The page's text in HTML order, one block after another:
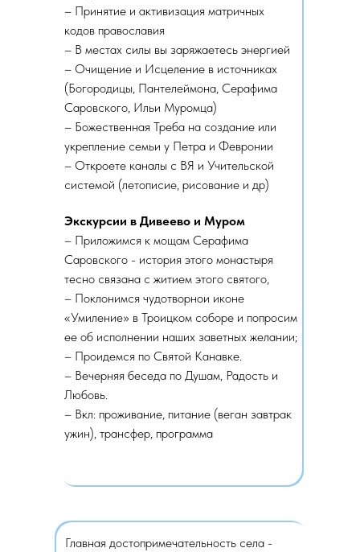
– Принятие и активизация матричных
кодов православия
– В местах силы вы заряжаетесь энергией
– Очищение и Исцеление в источниках
(Богородицы, Пантелеймона, Серафима
Саровского, Ильи Муромца)
– Божественная Треба на создание или
укрепление семьи у Петра и Февронии
– Откроете каналы с ВЯ и Учительской
системой (летописие, рисование и др)
Экскурсии в Дивеево и Муром
– Приложимся к мощам Серафима
Саровского - история этого монастыря
тесно связана с житием этого святого,
– Поклонимся чудотворнои иконе
«Умиление» в Троицком соборе и попросим
ее об исполнении наших заветных желании;
– Проидемся по Святой Канавке.
– Вечерняя беседа по Душам, Радость и
Любовь.
– Вкл: проживание, питание (веган завтрак
ужин), трансфер, программа
Главная достопримечательность села -